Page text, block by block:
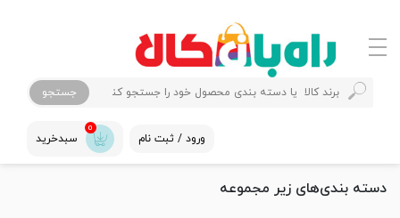
جستجو
ورود / ثبت نام
0
سبدخرید
دسته بندی‌های زیر مجموعه